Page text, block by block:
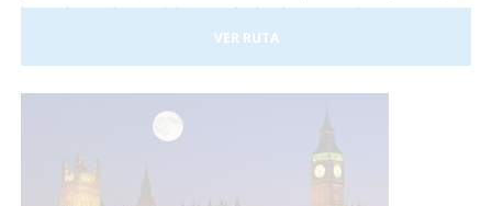
lugar de residencia del Quetzal, el Volcan Arenal y sus aguas
termales, Sarapiqui con su naturaleza y el tour del
chocolate para terminar relajándonos en las playas de
VER RUTA